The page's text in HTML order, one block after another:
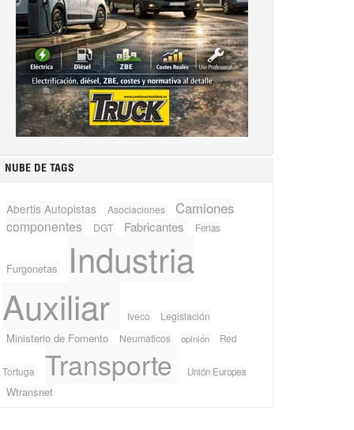
NUBE DE TAGS
Abertis Autopistas Asociaciones Camiones
componentes DGT Fabricantes Ferias
Furgonetas
Industria
Auxiliar
Iveco Legislación
Ministerio de Fomento Neumaticos opinión Red
Tortuga Transporte Unión Europea
Wtransnet